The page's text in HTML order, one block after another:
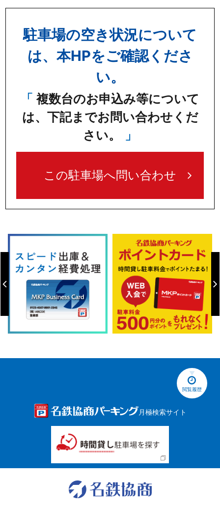
駐車場の空き状況について
は、本HPをご確認くださ
い。
複数台のお申込み等について
は、下記までお問い合わせくだ
さい。
この駐車場へ問い合わせ
閲覧履歴
月極検索サイト